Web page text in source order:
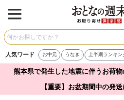
人気ワード お中元 うなぎ 上半期ランキン
熊本県で発生した地震に伴うお荷
【重要】お盆期間中の